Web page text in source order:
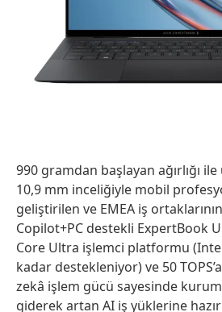
990 gramdan başlayan ağırlığı
10,9 mm inceliğiyle mobil
geliştirilen ve EMEA iş ortaklarının
Copilot+PC destekli ExpertBook
Core Ultra işlemci platformu
kadar destekleniyor) ve 50
zekâ işlem gücü sayesinde
giderek artan AI iş yüklerine